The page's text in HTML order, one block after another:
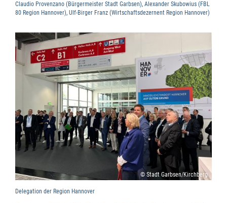
Claudio Provenzano (Bürgermeister Stadt Garbsen), Alexander Skubowius (FBL
80 Region Hannover), Ulf-Birger Franz (Wirtschaftsdezernent Region Hannover)
© Stadt Garbsen/Kirchberg
Delegation der Region Hannover